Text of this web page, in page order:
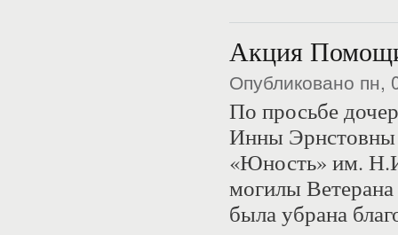
Акция
Опубликовано пн,
По просьбе
Инны Эрнстовны
«Юность» им.
могилы Ветерана
была убрана